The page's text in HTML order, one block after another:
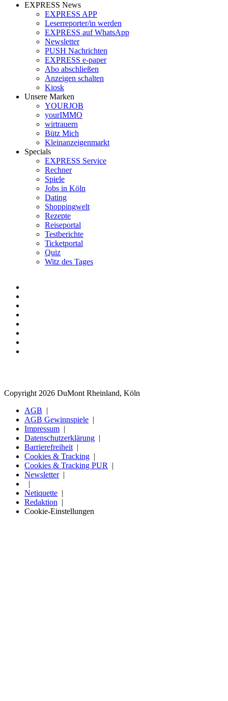
EXPRESS News
EXPRESS APP
Leserreporter/in werden
EXPRESS auf WhatsApp
Newsletter
PUSH Nachrichten
EXPRESS e-paper
Abo abschließen
Anzeigen schalten
Kiosk
Unsere Marken
YOURJOB
yourIMMO
wirtrauern
Bütz Mich
Kleinanzeigenmarkt
Specials
EXPRESS Service
Rechner
Spiele
Jobs in Köln
Dating
Shoppingwelt
Rezepte
Reiseportal
Testberichte
Ticketportal
Quiz
Witz des Tages
Copyright 2026 DuMont Rheinland, Köln
AGB
AGB Gewinnspiele
Impressum
Datenschutzerklärung
Barrierefreiheit
Cookies & Tracking
Cookies & Tracking PUR
Newsletter
Netiquette
Redaktion
Cookie-Einstellungen